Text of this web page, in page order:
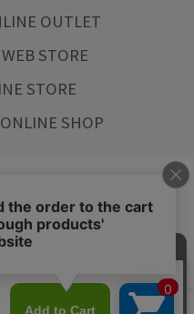
OUTLET
STORE
STORE
SHOP
バシーポリシー
会社概要
リクルート ご利用ガイド
RESERVED.